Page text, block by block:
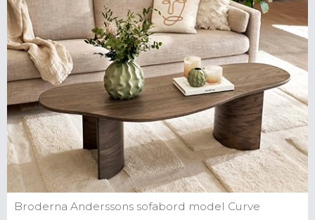
Broderna Anderssons sofabord model Curve